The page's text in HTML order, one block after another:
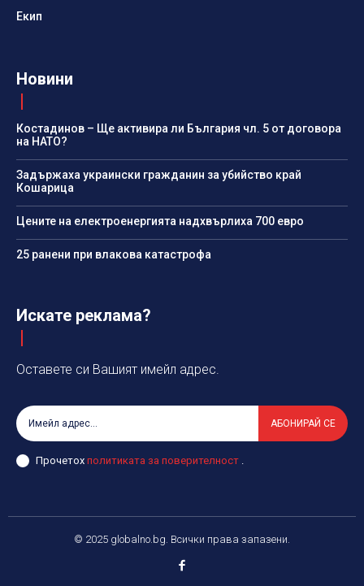
Екип
Новини
Костадинов – Ще активира ли България чл. 5 от договора
на НАТО?
Задържаха украински гражданин за убийство край
Кошарица
Цените на електроенергията надхвърлиха 700 евро
25 ранени при влакова катастрофа
Искате реклама?
Оставете си Вашият имейл адрес.
АБОНИРАЙ СЕ
Прочетох политиката за поверителност
© 2025 globalno.bg. Всички права запазени.